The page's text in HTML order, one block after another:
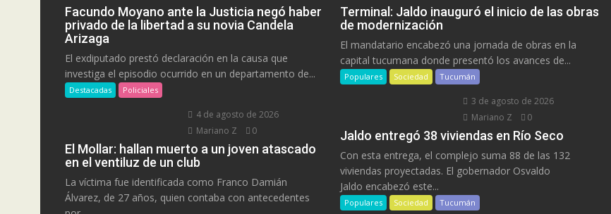
Facundo Moyano ante la Justicia negó haber
privado de la libertad a su novia Candela
Arizaga
El exdiputado prestó declaración en la causa que
investiga el episodio ocurrido en un departamento de...
Destacadas Policiales
4 de agosto de 2026
Mariano Z
0
El Mollar: hallan muerto a un joven atascado
en el ventiluz de un club
La víctima fue identificada como Franco Damián
Álvarez, de 27 años, quien contaba con antecedentes
Terminal: Jaldo inauguró el inicio de las obras
de modernización
El mandatario encabezó una jornada de obras en la
capital tucumana donde presentó los avances de...
Populares Sociedad Tucumán
3 de agosto de 2026
Mariano Z
0
Jaldo entregó 38 viviendas en Río Seco
Con esta entrega, el complejo suma 88 de las 132
viviendas proyectadas. El gobernador Osvaldo
Jaldo encabezó este...
Populares Sociedad Tucumán